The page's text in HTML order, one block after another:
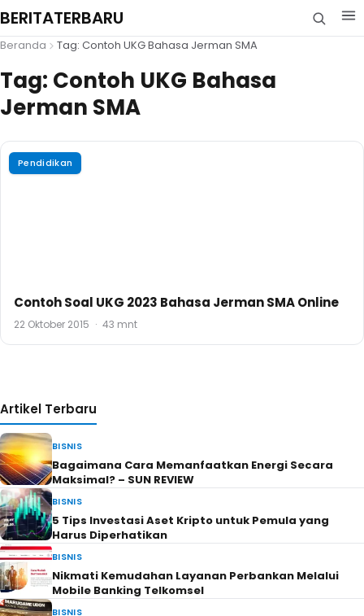
BERITATERBARU
Beranda Tag: Contoh UKG Bahasa Jerman SMA
Tag: Contoh UKG Bahasa
Jerman SMA
Pendidikan
Contoh Soal UKG 2023 Bahasa Jerman SMA Online
22 Oktober 2015 · 43 mnt
Artikel Terbaru
BISNIS
Bagaimana Cara Memanfaatkan Energi Secara
Maksimal? – SUN REVIEW
BISNIS
5 Tips Investasi Aset Kripto untuk Pemula yang
Harus Diperhatikan
BISNIS
Nikmati Kemudahan Layanan Perbankan Melalui
Mobile Banking Telkomsel
BISNIS